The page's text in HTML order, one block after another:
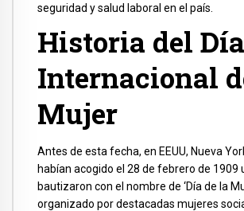
seguridad y salud laboral en el país.
Historia del Día
Internacional
Mujer
Antes de esta fecha, en EEUU, Nueva
habían acogido el 28 de febrero de 1909
bautizaron con el nombre de ‘Día de la
organizado por destacadas mujeres